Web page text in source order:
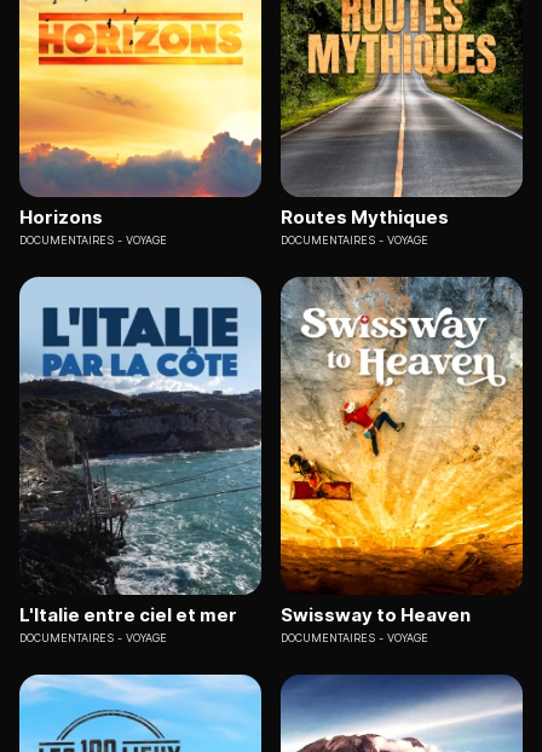
Horizons
DOCUMENTAIRES VOYAGE
Routes Mythiques
DOCUMENTAIRES VOYAGE
L'Italie entre ciel et mer
DOCUMENTAIRES VOYAGE
Swissway to Heaven
DOCUMENTAIRES VOYAGE